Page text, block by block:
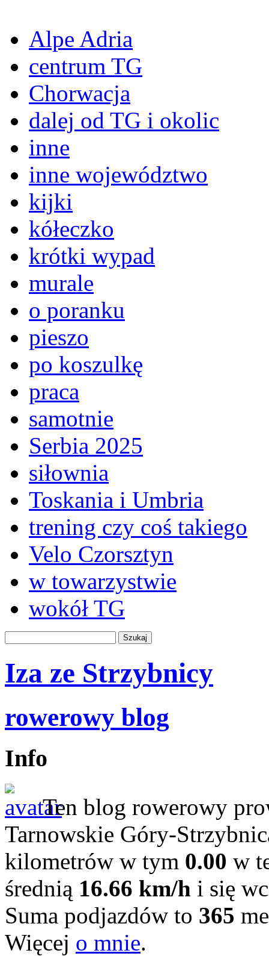
Alpe Adria
centrum TG
Chorwacja
dalej od TG i okolic
inne
inne województwo
kijki
kółeczko
krótki wypad
murale
o poranku
pieszo
po koszulkę
praca
samotnie
Serbia 2025
siłownia
Toskania i Umbria
trening czy coś takiego
Velo Czorsztyn
w towarzystwie
wokół TG
Iza ze Strzybnicy
rowerowy blog
Info
Ten blog rowerowy
Tarnowskie Góry-
kilometrów w tym 0.00 w
średnią 16.66 km/h i się
Suma podjazdów to 365
Więcej o mnie.